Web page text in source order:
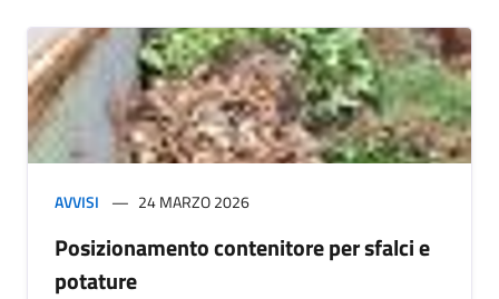
AVVISI 24 MARZO 2026
Posizionamento contenitore per sfalci e
potature